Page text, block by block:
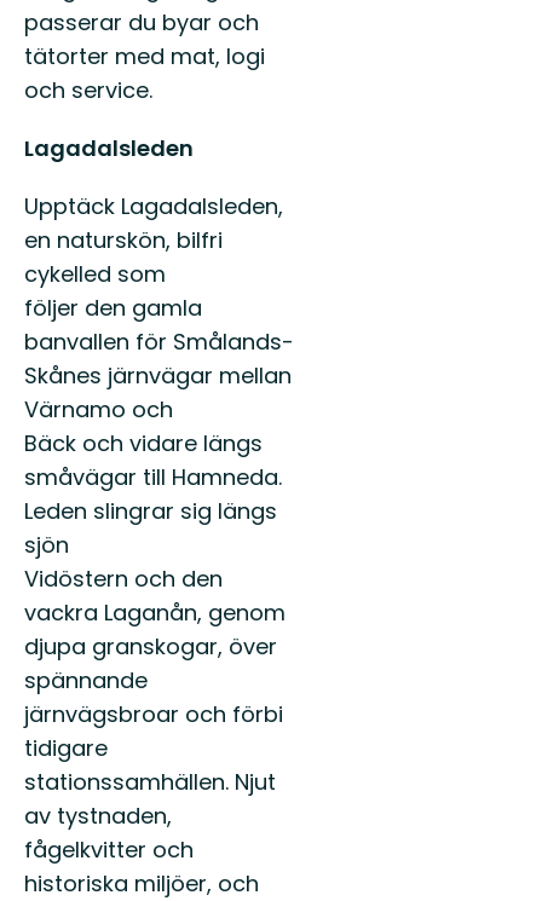
passerar du byar och
tätorter med mat, logi
och service.
Lagadalsleden
Upptäck Lagadalsleden,
en naturskön, bilfri
cykelled som
följer den gamla
banvallen för Smålands-
Skånes järnvägar mellan
Värnamo och
Bäck och vidare längs
småvägar till Hamneda.
Leden slingrar sig längs
sjön
Vidöstern och den
vackra Laganån, genom
djupa granskogar, över
spännande
järnvägsbroar och förbi
tidigare
stationssamhällen. Njut
av tystnaden,
fågelkvitter och
historiska miljöer, och